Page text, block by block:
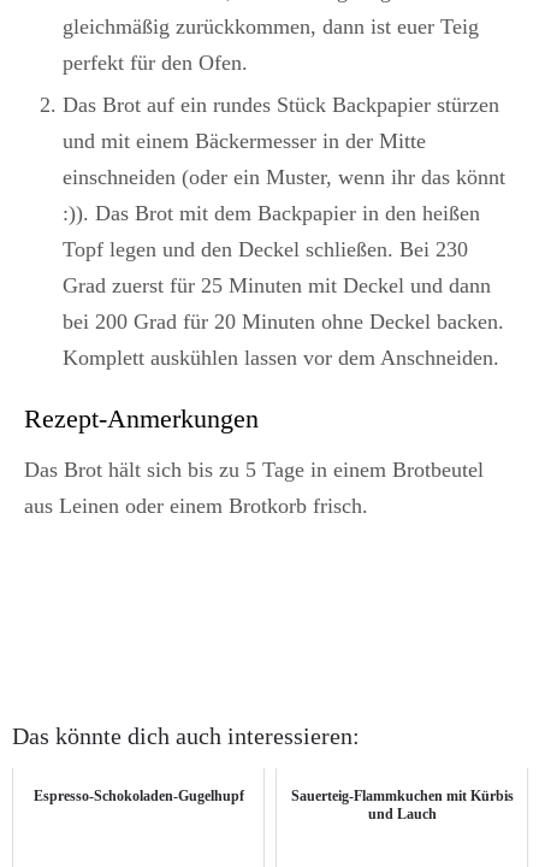
gleichmäßig zurückkommen, dann ist euer Teig
perfekt für den Ofen.
Das Brot auf ein rundes Stück Backpapier stürzen
und mit einem Bäckermesser in der Mitte
einschneiden (oder ein Muster, wenn ihr das könnt
:)). Das Brot mit dem Backpapier in den heißen
Topf legen und den Deckel schließen. Bei 230
Grad zuerst für 25 Minuten mit Deckel und dann
bei 200 Grad für 20 Minuten ohne Deckel backen.
Komplett auskühlen lassen vor dem Anschneiden.
Rezept-Anmerkungen
Das Brot hält sich bis zu 5 Tage in einem Brotbeutel
aus Leinen oder einem Brotkorb frisch.
Das könnte dich auch interessieren:
Espresso-Schokoladen-Gugelhupf
Sauerteig-Flammkuchen mit Kürbis
und Lauch